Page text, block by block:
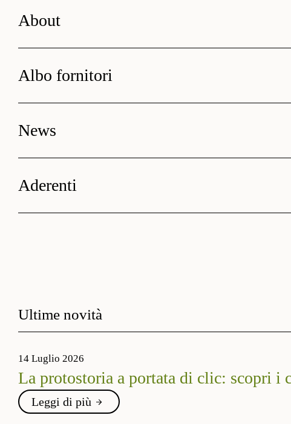
About
Albo fornitori
News
Aderenti
Ultime novità
14 Luglio 2026
La protostoria a portata di clic: scopri i
Leggi di più